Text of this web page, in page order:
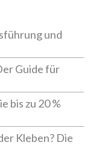
und
Guide für
bis zu 20 %
Kleben? Die